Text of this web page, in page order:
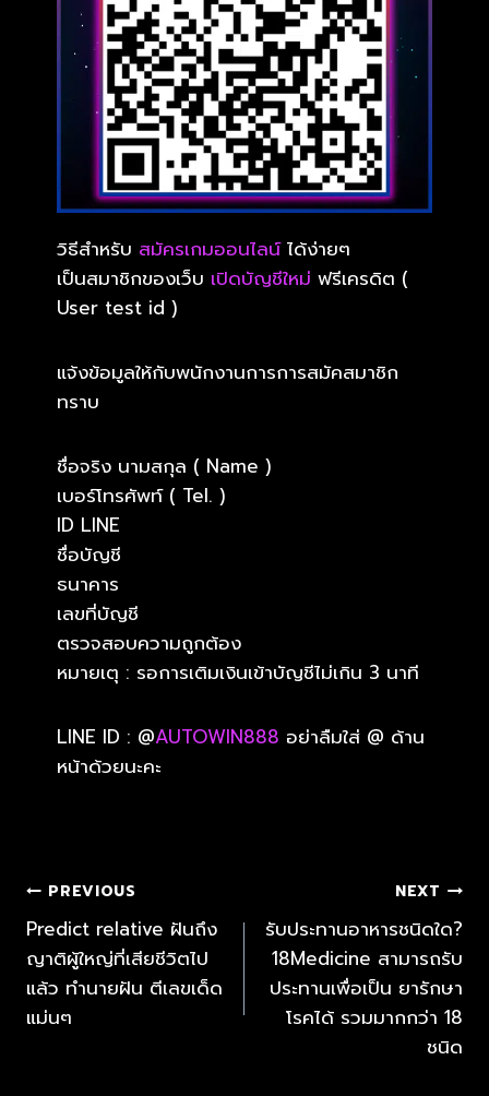
วิธีสำหรับ สมัครเกมออนไลน์ได้ง่ายๆ
เป็นสมาชิกของเว็บ เปิดบัญชีใหม่ ฟรีเครดิต (
User test id )
แจ้งข้อมูลให้กับพนักงานการการสมัคสมาชิก
ทราบ
ชื่อจริง นามสกุล ( Name )
เบอร์โทรศัพท์ ( Tel. )
ID LINE
ชื่อบัญชี
ธนาคาร
เลขที่บัญชี
ตรวจสอบความถูกต้อง
หมายเตุ : รอการเติมเงินเข้าบัญชีไม่เกิน 3 นาที
LINE ID : @AUTOWIN888 อย่าลืมใส่ @ ด้าน
หน้าด้วยนะคะ
PREVIOUS
Predict relative ฝันถึง
ญาติผู้ใหญ่ที่เสียชีวิตไป
แล้ว ทำนายฝัน ตีเลขเด็ด
แม่นๆ
NEXT
รับประทานอาหารชนิดใด?
18Medicine สามารถรับ
ประทานเพื่อเป็น ยารักษา
โรคได้ รวมมากกว่า 18
ชนิด